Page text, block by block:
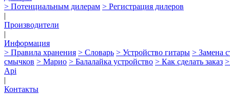
> Потенциальным дилерам > Регистрация дилеров
|
Производители
|
Информация
> Правила хранения > Словарь > Устройство гитары > Замена
смычков > Марио > Балалайка устройство > Как сделать заказ
Api
|
Контакты